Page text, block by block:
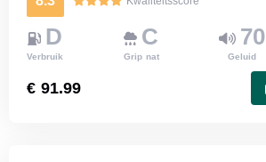
D
Verbruik
C
Grip nat
70
Geluid
€ 91.99